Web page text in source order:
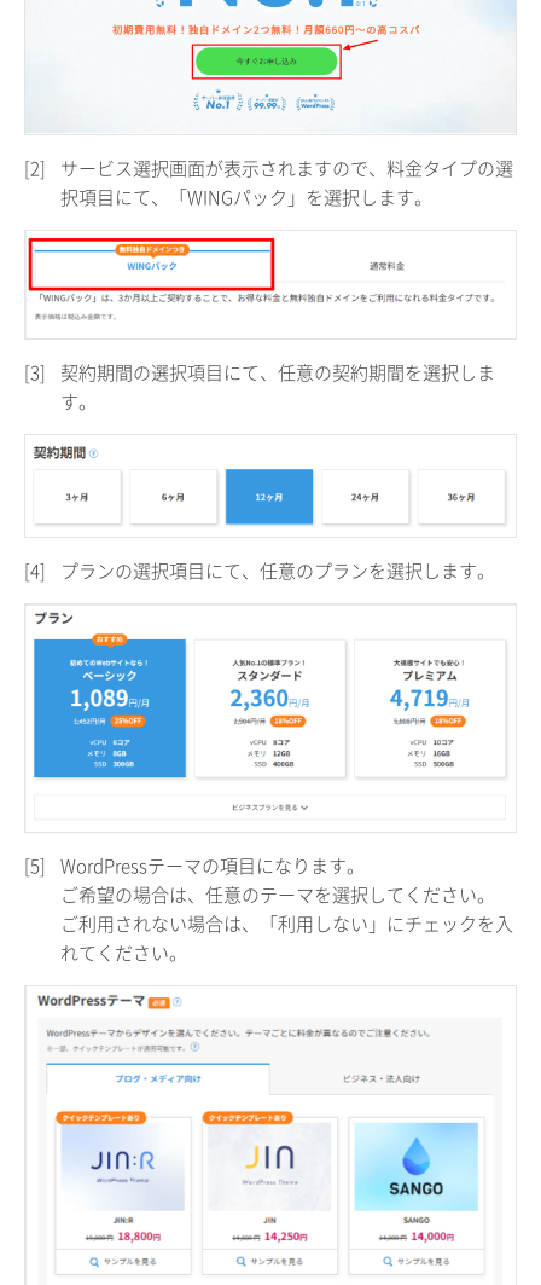
[2]
サービス選択画面が表示されますので、料金タイプの選
択項目にて、「WINGパック」を選択します。
[3]
契約期間の選択項目にて、任意の契約期間を選択しま
す。
[4] プランの選択項目にて、任意のプランを選択します。
[5]
WordPressテーマの項目になります。
ご希望の場合は、任意のテーマを選択してください。
ご利用されない場合は、「利用しない」にチェックを入
れてください。